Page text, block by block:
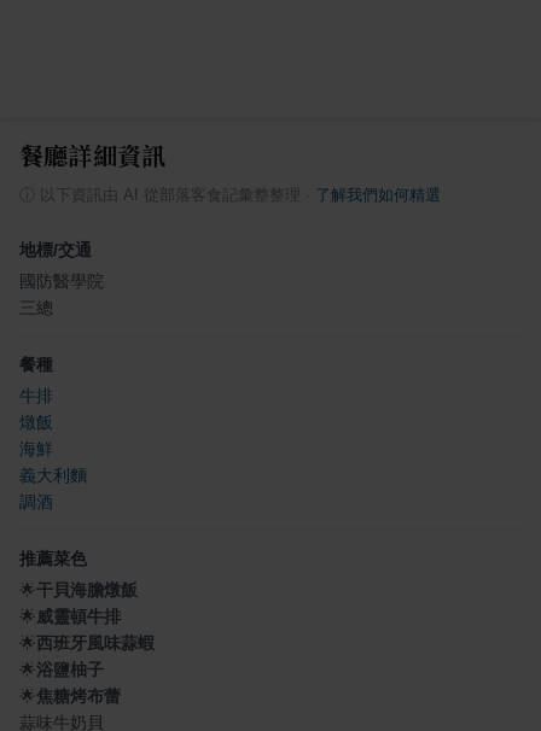
餐廳詳細資訊
以下資訊由 AI 從部落客食記彙整整理 了解我們如何精選
地標/交通
國防醫學院
三總
餐種
牛排
燉飯
海鮮
義大利麵
調酒
推薦菜色
🌟干貝海膽燉飯
🌟威靈頓牛排
🌟西班牙風味蒜蝦
🌟浴鹽柚子
🌟焦糖烤布蕾
蒜味牛奶貝